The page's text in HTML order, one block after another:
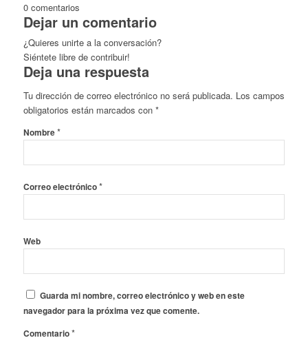
0 comentarios
Dejar un comentario
¿Quieres unirte a la conversación?
Siéntete libre de contribuir!
Deja una respuesta
Tu dirección de correo electrónico no será publicada. Los campos
obligatorios están marcados con *
Nombre*
Correo electrónico*
Web
Guarda mi nombre, correo electrónico y web en este
navegador para la próxima vez que comente.
Comentario*